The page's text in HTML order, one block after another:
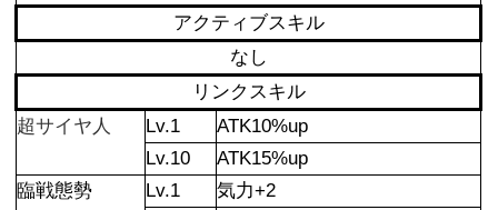
アクティブスキル
なし
リンクスキル
超サイヤ人
Lv.1
ATK10%up
Lv.10
ATK15%up
臨戦態勢
Lv.1
気力+2